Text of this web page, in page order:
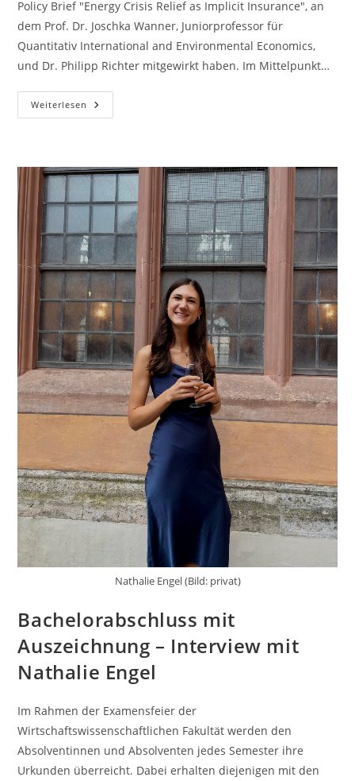
Policy Brief "Energy Crisis Relief as Implicit Insurance", an
dem Prof. Dr. Joschka Wanner, Juniorprofessor für
Quantitativ International and Environmental Economics,
und Dr. Philipp Richter mitgewirkt haben. Im Mittelpunkt…
Weiterlesen Neue
Studie:
Fossilen
Energien
Langfristig
Verstärken
Nathalie Engel (Bild: privat)
Bachelorabschluss mit
Auszeichnung – Interview mit
Nathalie Engel
Im Rahmen der Examensfeier der
Wirtschaftswissenschaftlichen Fakultät werden den
Absolventinnen und Absolventen jedes Semester ihre
Urkunden überreicht. Dabei erhalten diejenigen mit den